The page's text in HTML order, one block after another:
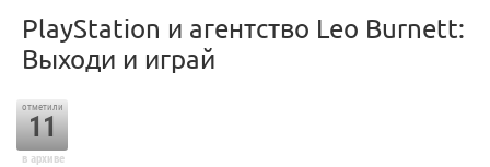
PlayStation и агентство Leo Burnett:
Выходи и играй
отметили
11
в архиве